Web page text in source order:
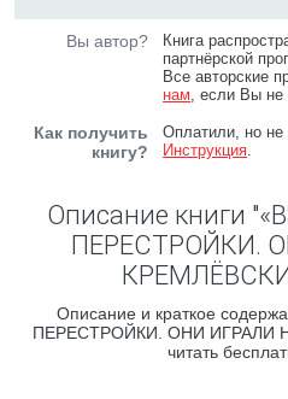
Вы автор?
Книга
партнёрской
Все авторские
нам, если Вы не
Как получить
книгу?
Оплатили, но не
Инструкция.
Описание книги
ПЕРЕСТРОЙКИ.
Описание и краткое
ПЕРЕСТРОЙКИ. ОНИ ИГРАЛИ
читать